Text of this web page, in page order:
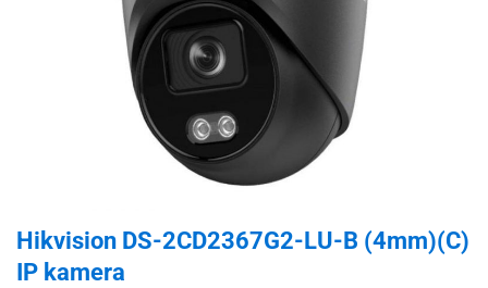
Hikvision DS-2CD2367G2-LU-B (4mm)(C)
IP kamera